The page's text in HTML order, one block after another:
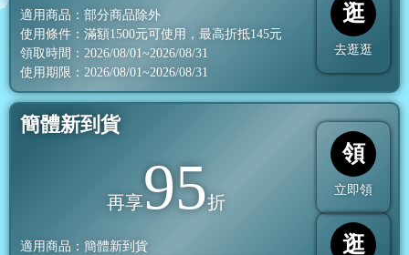
適用商品：部分商品除外
使用條件：滿額1500元可使用，最高折抵145元
領取時間：2026/08/01~2026/08/31
使用期限：2026/08/01~2026/08/31
逛
去逛逛
簡體新到貨
再享95折
適用商品：簡體新到貨
領
立即領
逛